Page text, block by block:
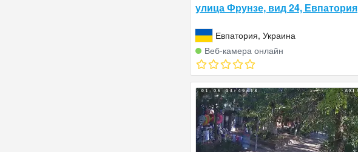
улица Фрунзе, вид 24, Евпатория
Евпатория, Украина
Веб‑камера онлайн